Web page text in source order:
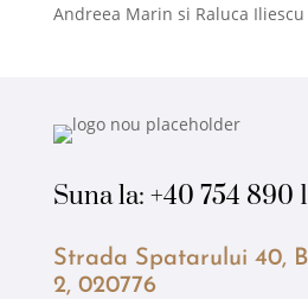
Andreea Marin si Raluca Iliescu
Suna la: +40 754 890
Strada Spatarului 40,
2, 020776